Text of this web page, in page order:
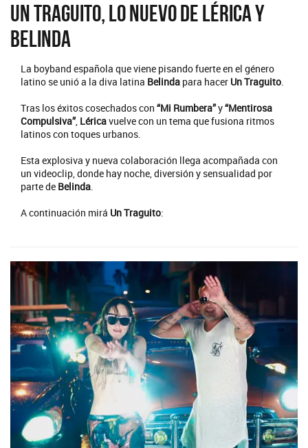
Un Traguito, lo nuevo de Lérica y
Belinda
La boyband española que viene pisando fuerte en el género
latino se unió a la diva latina Belinda para hacer Un Traguito.
Tras los éxitos cosechados con “Mi Rumbera”y“Mentirosa
Compulsiva”, Léricavuelve con un tema que fusiona ritmos
latinos con toques urbanos.
Esta explosiva y nueva colaboración llega acompañada con
un videoclip, donde hay noche, diversión y sensualidad por
parte de Belinda.
A continuación mirá Un Traguito: